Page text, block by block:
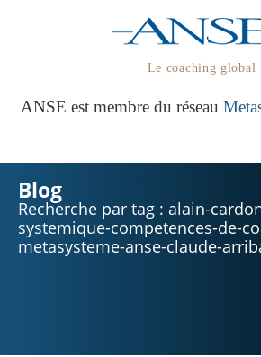
Le coaching global
ANSE est membre du réseau
Blog
Recherche par tag : alain-
systemique-competences-de-
metasysteme-anse-claude-